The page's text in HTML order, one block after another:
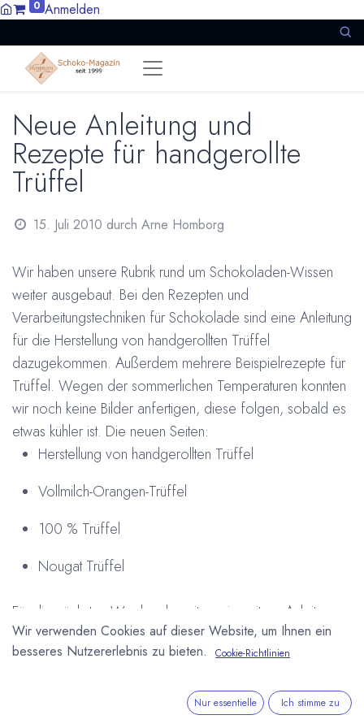
0 Anmelden
Neue Anleitung und
Rezepte für handgerollte
Trüffel
15. Juli 2010 durch Arne Homborg
Wir haben unsere Rubrik rund um Schokoladen-Wissen
weiter ausgebaut. Bei den Rezepten und
Verarbeitungstechniken für Schokolade sind eine Anleitung
für die Herstellung von handgerollten Trüffel
dazugekommen. Außerdem mehrere Beispielrezepte für
Trüffel. Wegen der sommerlichen Temperaturen konnten
wir noch keine Bilder anfertigen, diese folgen, sobald es
etwas kühler ist. Die neuen Seiten:
Herstellung von handgerollten Trüffel
Vollmilch-Orangen-Trüffel
100 % Trüffel
Nougat Trüffel
Für die nächsten Wochen bereiten wir weitere Anleitungen
und Rezepte vor, damit Sie sich schon heute auf die
nächste Schokoladensaison vorbereiten können.
Wir verwenden Cookies auf dieser Website, um Ihnen ein
besseres Nutzererlebnis zu bieten.
Cookie-Richtlinien
Nur essentielle Ich stimme zu